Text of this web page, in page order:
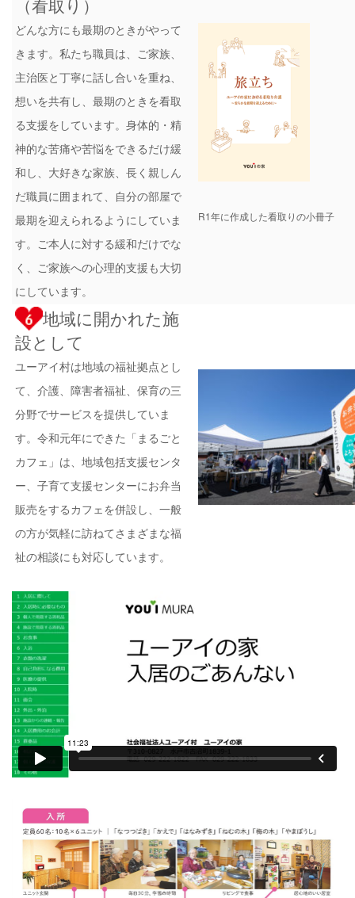
（看取り）
どんな方にも最期のときがやって
きます。私たち職員は、ご家族、
主治医と丁寧に話し合いを重ね、
想いを共有し、最期のときを看取
る支援をしています。身体的・精
神的な苦痛や苦悩をできるだけ緩
和し、大好きな家族、長く親しん
だ職員に囲まれて、自分の部屋で
最期を迎えられるようにしていま
す。ご本人に対する緩和だけでな
く、ご家族への心理的支援も大切
にしています。
R1年に作成した看取りの小冊子
地域に開かれた施
設として
ユーアイ村は地域の福祉拠点とし
て、介護、障害者福祉、保育の三
分野でサービスを提供していま
す。令和元年にできた「まるごと
カフェ」は、地域包括支援センタ
ー、子育て支援センターにお弁当
販売をするカフェを併設し、一般
の方が気軽に訪ねてさまざまな福
祉の相談にも対応しています。